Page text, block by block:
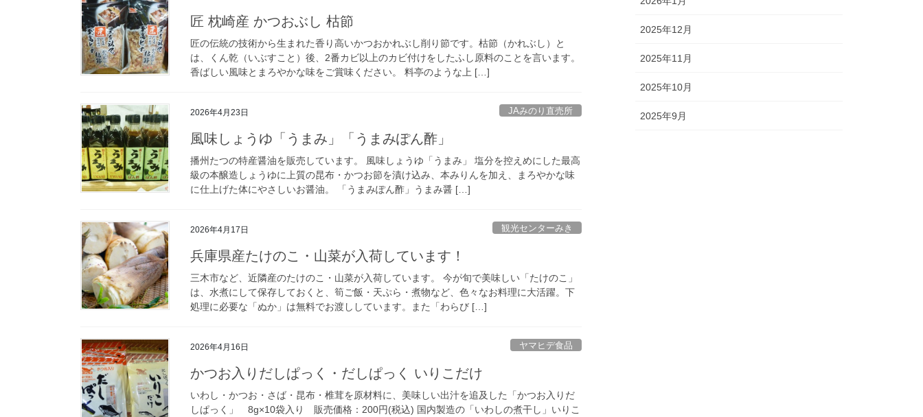
匠 枕崎産 かつおぶし 枯節
匠の伝統の技術から生まれた香り高いかつおかれぶし削り節です。枯節（かれぶし）と
は、くん乾（いぶすこと）後、2番カビ以上のカビ付けをしたふし原料のことを言います。
香ばしい風味とまろやかな味をご賞味ください。 料亭のような上 […]
2026年4月23日 JAみのり直売所
風味しょうゆ「うまみ」「うまみぽん酢」
播州たつの特産醤油を販売しています。 風味しょうゆ「うまみ」 塩分を控えめにした最高
級の本醸造しょうゆに上質の昆布・かつお節を漬け込み、本みりんを加え、まろやかな味
に仕上げた体にやさしいお醤油。 「うまみぽん酢」うまみ醤 […]
2026年4月17日 観光センターみき
兵庫県産たけのこ・山菜が入荷しています！
三木市など、近隣産のたけのこ・山菜が入荷しています。 今が旬で美味しい「たけのこ」
は、水煮にして保存しておくと、筍ご飯・天ぷら・煮物など、色々なお料理に大活躍。下
処理に必要な「ぬか」は無料でお渡ししています。また「わらび […]
2026年4月16日 ヤマヒデ食品
かつお入りだしぱっく・だしぱっく いりこだけ
いわし・かつお・さば・昆布・椎茸を原材料に、美味しい出汁を追及した「かつお入りだ
しぱっく」 8g×10袋入り 販売価格：200円(税込) 国内製造の「いわしの煮干し」いりこ
2025年12月
2025年11月
2025年10月
2025年9月